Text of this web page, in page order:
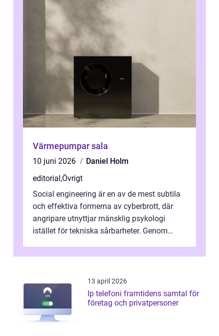
Värmepumpar sala
10 juni 2026
Daniel Holm
editorial ,Övrigt
Social engineering är en av de mest subtila
och effektiva formerna av cyberbrott, där
angripare utnyttjar mänsklig psykologi
istället för tekniska sårbarheter. Genom
13 april 2026
Ip telefoni framtidens samtal för
företag och privatpersoner